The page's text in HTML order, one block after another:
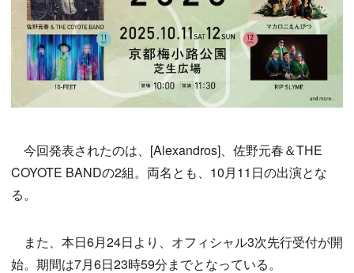
今回発表されたのは、[Alexandros]、佐野元春＆THE
COYOTE BANDの2組。両名とも、10月11日の出演とな
る。
また、本日6月24日より、オフィシャル3次先行受付が開
始。期間は7月6日23時59分までとなっている。